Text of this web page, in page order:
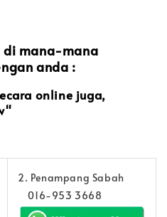
di mana-mana
anda :
online juga,
2. Penampang Sabah
016-953 3668